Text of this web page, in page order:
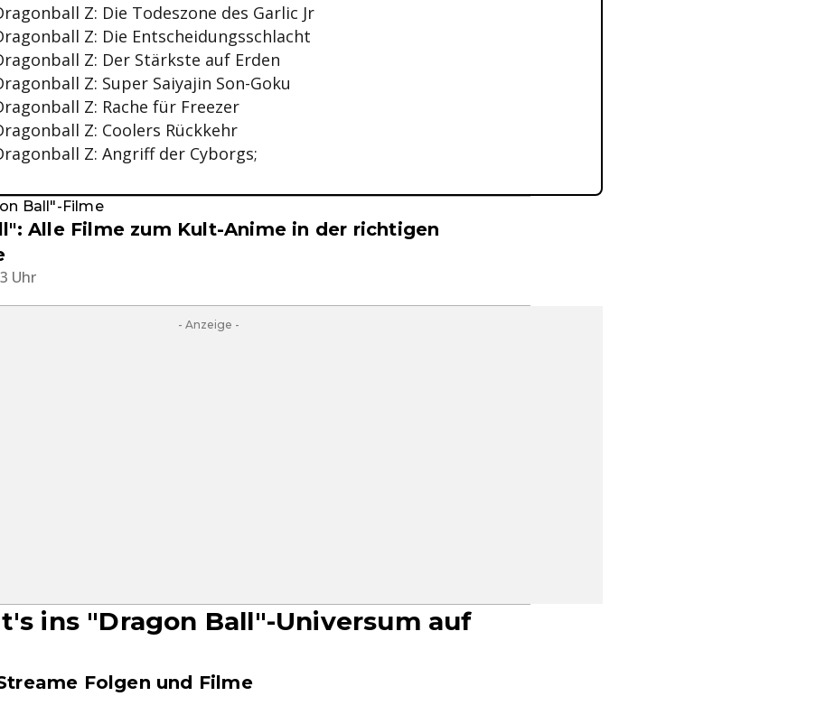
Z: Die Todeszone des Garlic Jr
Z: Die Entscheidungsschlacht
Z: Der Stärkste auf Erden
Z: Super Saiyajin Son-Goku
Z: Rache für Freezer
Z: Coolers Rückkehr
Z: Angriff der Cyborgs;
Ball"-Filme
Alle Filme zum Kult-Anime in der richtigen
Uhr
- Anzeige -
ins "Dragon Ball"-Universum auf
Folgen und Filme